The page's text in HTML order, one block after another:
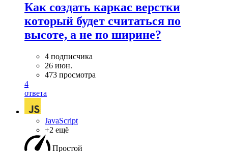
Как создать каркас верстки
который будет считаться по
высоте, а не по ширине?
4 подписчика
26 июн.
473 просмотра
4
ответа
JavaScript
+2 ещё
Простой